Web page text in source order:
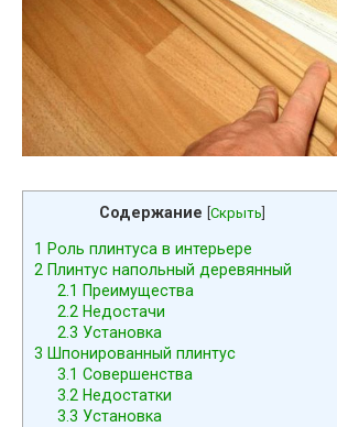
Содержание Скрыть
1 Роль плинтуса в интерьере
2 Плинтус напольный деревянный
2.1 Преимущества
2.2 Недостачи
2.3 Установка
3 Шпонированный плинтус
3.1 Совершенства
3.2 Недостатки
3.3 Установка